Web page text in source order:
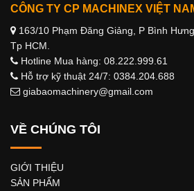
CÔNG TY CP MACHINEX VIỆT
163/10 Phạm Đăng Giảng, P Bình
Tp HCM.
Hotline Mua hàng: 08.222.999.61
Hỗ trợ kỹ thuật 24/7: 0384.204.688
giabaomachinery@gmail.com
VỀ CHÚNG TÔI
GIỚI THIỆU
SẢN PHẨM